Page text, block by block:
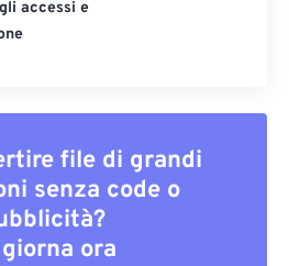
accessi e
file di grandi
senza code o
ora